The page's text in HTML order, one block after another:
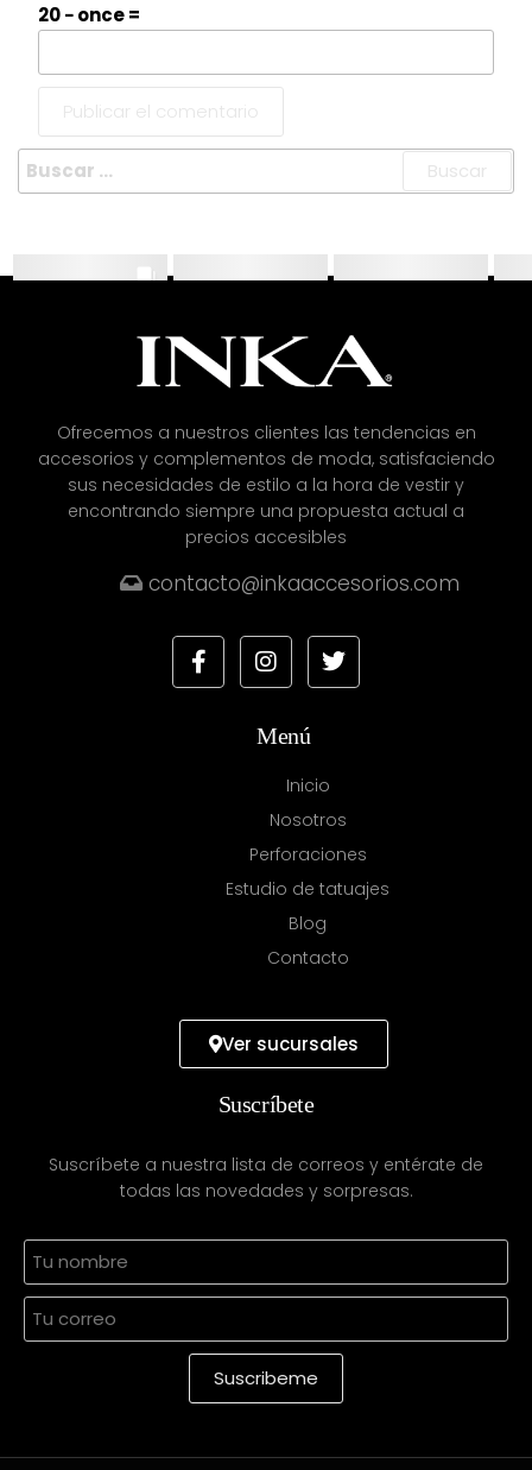
20 − once =
Ofrecemos a nuestros clientes las tendencias en
accesorios y complementos de moda, satisfaciendo
sus necesidades de estilo a la hora de vestir y
encontrando siempre una propuesta actual a
precios accesibles
contacto@inkaaccesorios.com
Menú
Inicio
Nosotros
Perforaciones
Estudio de tatuajes
Blog
Contacto
Ver sucursales
Suscríbete
Suscríbete a nuestra lista de correos y entérate de
todas las novedades y sorpresas.